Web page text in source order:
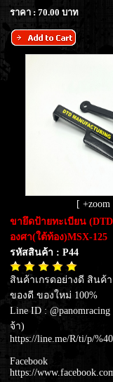
ราคา : 70.00 บาท
[ +zoom
ขายึดป้ายทะเบียน
องศา(ใต้ท้อง)MSX-125
รหัสสินค้า : P44
สินค้าเกรดอย่างดี สินค้
ของดี ของใหม่ 100%
Line ID :
จ้า)
https://line.me/R/ti/p/
Facebook
https://